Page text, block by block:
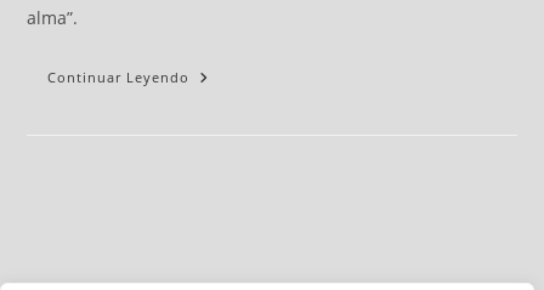
alma”.
Continuar Leyendo